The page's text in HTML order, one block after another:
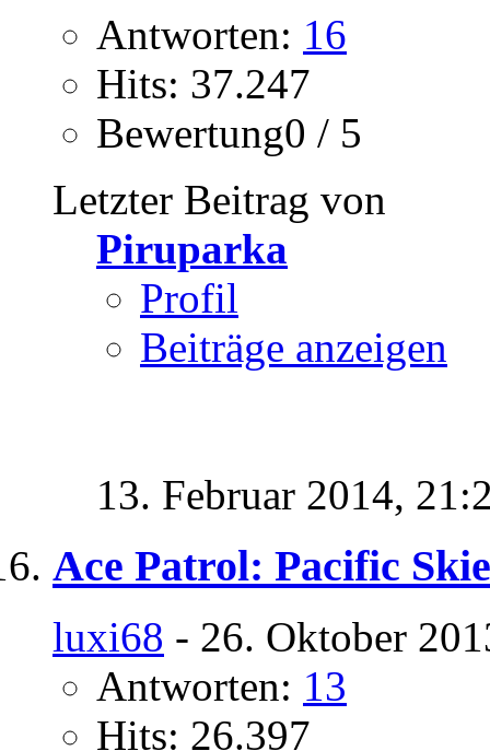
Antworten: 16
Hits: 37.247
Bewertung0 / 5
Letzter Beitrag von
Piruparka
Profil
Beiträge anzeigen
13. Februar 2014,
Ace Patrol: Pacific
luxi68 - 26. Oktober
Antworten: 13
Hits: 26.397